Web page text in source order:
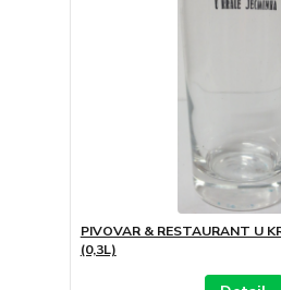
PIVOVAR & RESTAURANT U
(0,3L)